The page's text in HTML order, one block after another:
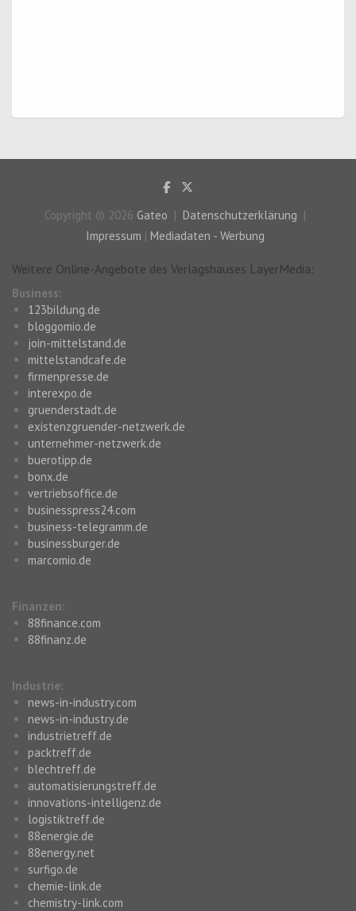
Copyright © 2026 Gateo
Datenschutzerklärung
Impressum | Mediadaten - Werbung
Weitere Online-Angebote des Verlagshauses LayerMedia:
Business:
123bildung.de
bloggomio.de
join-mittelstand.de
mittelstandcafe.de
firmenpresse.de
interexpo.de
gruenderstadt.de
existenzgruender-netzwerk.de
unternehmer-netzwerk.de
buerotipp.de
bonx.de
vertriebsoffice.de
businesspress24.com
business-telegramm.de
businessburger.de
marcomio.de
Finanzen:
88finance.com
88finanz.de
Industrie:
news-in-industry.com
news-in-industry.de
industrietreff.de
packtreff.de
blechtreff.de
automatisierungstreff.de
innovations-intelligenz.de
logistiktreff.de
88energie.de
88energy.net
surfigo.de
chemie-link.de
chemistry-link.com